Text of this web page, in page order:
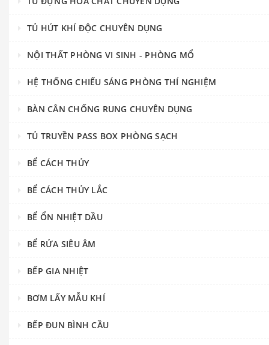
TỦ HÚT KHÍ ĐỘC CHUYÊN DỤNG
NỘI THẤT PHÒNG VI SINH - PHÒNG MỔ
HỆ THỐNG CHIẾU SÁNG PHÒNG THÍ NGHIỆM
BÀN CÂN CHỐNG RUNG CHUYÊN DỤNG
TỦ TRUYỀN PASS BOX PHÒNG SẠCH
BỂ CÁCH THỦY
BỂ CÁCH THỦY LẮC
BỂ ỔN NHIỆT DẦU
BỂ RỬA SIÊU ÂM
BẾP GIA NHIỆT
BƠM LẤY MẪU KHÍ
BẾP ĐUN BÌNH CẦU